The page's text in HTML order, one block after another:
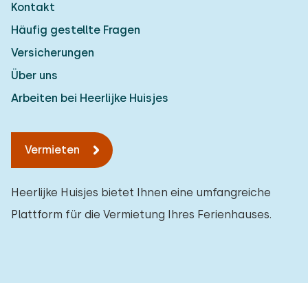
Kontakt
Häufig gestellte Fragen
Versicherungen
Über uns
Arbeiten bei Heerlijke Huisjes
Vermieten
Heerlijke Huisjes bietet Ihnen eine umfangreiche
Plattform für die Vermietung Ihres Ferienhauses.